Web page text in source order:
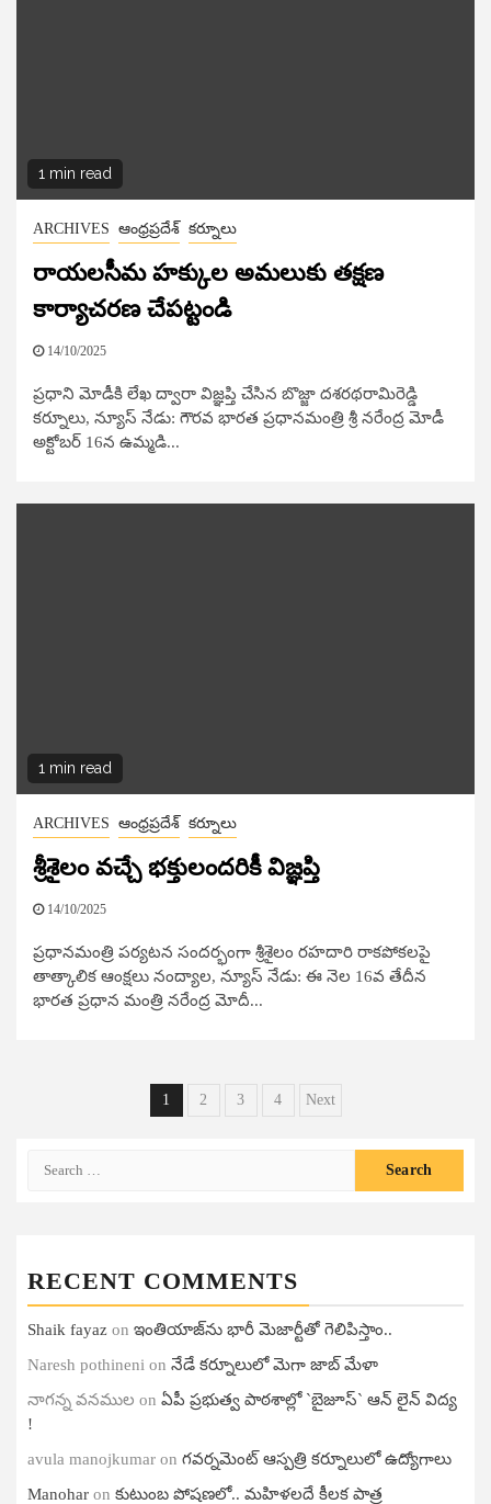
1 min read
ARCHIVES ఆంధ్రప్రదేశ్ కర్నూలు
రాయలసీమ హక్కుల అమలుకు తక్షణ
కార్యాచరణ చేపట్టండి
14/10/2025
ప్రధాని మోడీకి లేఖ ద్వారా విజ్ఞప్తి చేసిన బొజ్జా దశరథరామిరెడ్డి
కర్నూలు, న్యూస్​ నేడు: గౌరవ భారత ప్రధానమంత్రి శ్రీ నరేంద్ర మోడీ
అక్టోబర్ 16న ఉమ్మడి...
1 min read
ARCHIVES ఆంధ్రప్రదేశ్ కర్నూలు
శ్రీశైలం వచ్చే భక్తులందరికీ విజ్ఞప్తి
14/10/2025
ప్రధానమంత్రి పర్యటన సందర్భంగా శ్రీశైలం రహదారి రాకపోకలపై
తాత్కాలిక ఆంక్షలు నంద్యాల, న్యూస్​ నేడు: ఈ నెల 16వ తేదీన
భారత ప్రధాన మంత్రి నరేంద్ర మోదీ...
Posts
1 2 3 4 Next
RECENT COMMENTS
Shaik fayaz on ఇంతియాజ్​ను భారీ మెజార్టీతో గెలిపిస్తాం..
Naresh pothineni on నేడే కర్నూలులో మెగా జాబ్ మేళా
నాగన్న వనముల on ఏపీ ప్ర‌భుత్వ పాఠ‌శాల్లో `బైజూస్` ఆన్ లైన్ విద్య
!
avula manojkumar on గ‌వ‌ర్న‌మెంట్ ఆస్ప‌త్రి క‌ర్నూలులో ఉద్యోగాలు
Manohar on కుటుంబ పోషణలో.. మహిళలదే కీలక పాత్ర